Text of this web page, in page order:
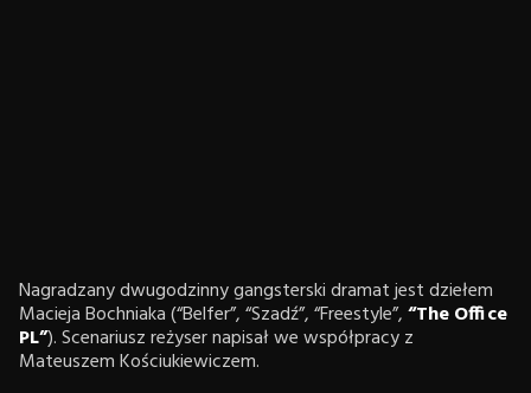
Nagradzany dwugodzinny gangsterski dramat jest dziełem
Macieja Bochniaka (“Belfer”, “Szadź”, “Freestyle”,“The Office
PL”). Scenariusz reżyser napisał we współpracy z
Mateuszem Kościukiewiczem.